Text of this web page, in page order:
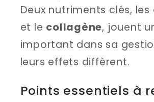
Deux nutriments clés, les
et le collagène, jouent
important dans sa
leurs effets diffèrent.
Points essentiels à